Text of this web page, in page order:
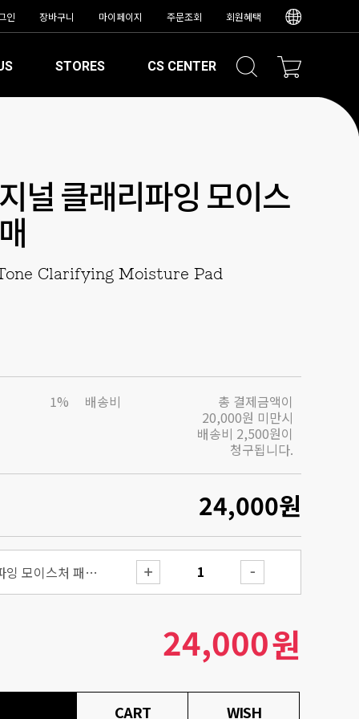
인 장바구니 마이페이지 주문조회 회원혜택
STORES CS CENTER
널 클래리파잉 모이스
Clarifying Moisture Pad
1% 배송비
총 결제금액이
20,000원 미만시
배송비 2,500원이
청구됩니다.
24,000원
원스텝 오리지널 클래리파잉 모이스처 패드 100매
24,000원
CART WISH